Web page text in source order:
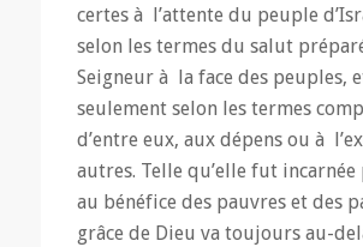
certes à l’attente du peuple
selon les termes du salut
Seigneur à la face des peuples,
seulement selon les termes
d’entre eux, aux dépens ou à
autres. Telle qu’elle fut incarnée
au bénéfice des pauvres et des
grâce de Dieu va toujours au-